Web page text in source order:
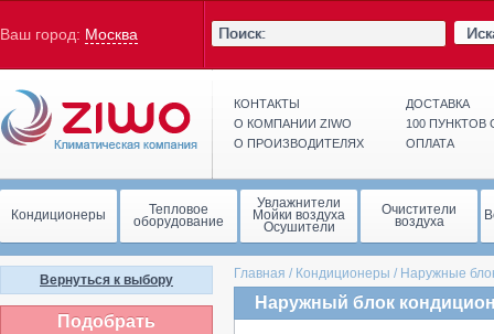
Ваш город: Москва
КОНТАКТЫ
О КОМПАНИИ ZIWO
О ПРОИЗВОДИТЕЛЯХ
ДОСТАВКА
100
ОПЛАТА
Кондиционеры Тепловое
оборудование
Увлажнители
Мойки воздуха
Осушители
Очистители
воздуха
Главная / Кондиционеры / Наружные
Наружный блок
Вернуться к выбору
Подобрать